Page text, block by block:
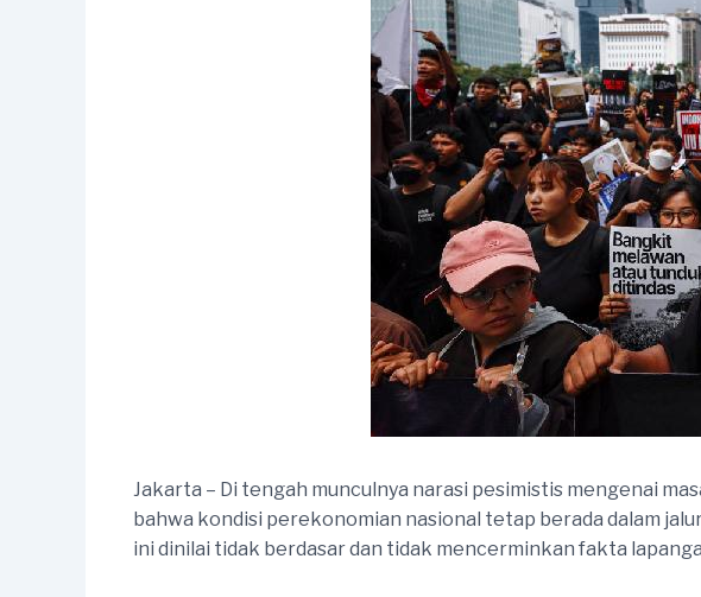
Jakarta – Di tengah munculnya narasi pesimistis mengenai
bahwa kondisi perekonomian nasional tetap berada dalam
ini dinilai tidak berdasar dan tidak mencerminkan fakta